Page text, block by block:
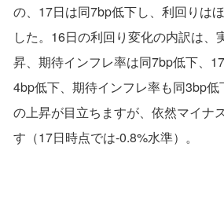
の、17日は同7bp低下し、利回りは
した。16日の利回り変化の内訳は、
昇、期待インフレ率は同7bp低下、
4bp低下、期待インフレ率も同3bp
の上昇が目立ちますが、依然マイナ
す（17日時点では-0.8%水準）。